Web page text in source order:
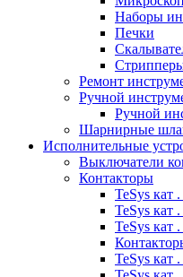
Наборы
Печки
Ремонт
Ручной
Ручной
Шарнирные
Исполнительные
Выключатели
Контакторы
TeSys кат
TeSys кат
TeSys кат
TeSys кат